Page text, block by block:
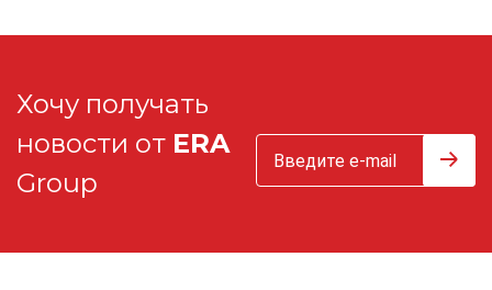
Хочу получать
новости от ERA
Group